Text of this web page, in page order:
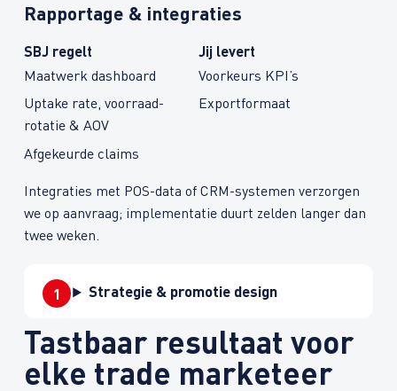
Rapportage & integraties
SBJ regelt
Maatwerk dashboard
Uptake rate, voorraad­
rotatie & AOV
Afgekeurde claims
Jij levert
Voorkeurs KPI’s
Exportformaat
Integraties met POS-data of CRM-systemen verzorgen
we op aanvraag; implementatie duurt zelden langer dan
twee weken.
Strategie & promotie design
Tastbaar resultaat voor
elke trade marketeer